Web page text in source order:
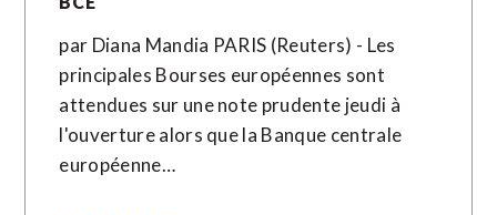
par Diana Mandia PARIS (Reuters) - Les
principales Bourses européennes sont
attendues sur une note prudente jeudi à
l'ouverture alors que la Banque centrale
européenne…